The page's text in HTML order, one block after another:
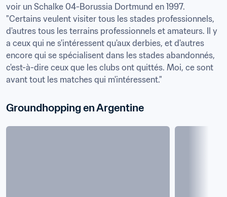
voir un Schalke 04-Borussia Dortmund en 1997.
"Certains veulent visiter tous les stades professionnels,
d'autres tous les terrains professionnels et amateurs. Il y
a ceux qui ne s'intéressent qu'aux derbies, et d'autres
encore qui se spécialisent dans les stades abandonnés,
c'est-à-dire ceux que les clubs ont quittés. Moi, ce sont
avant tout les matches qui m'intéressent."
Groundhopping en Argentine